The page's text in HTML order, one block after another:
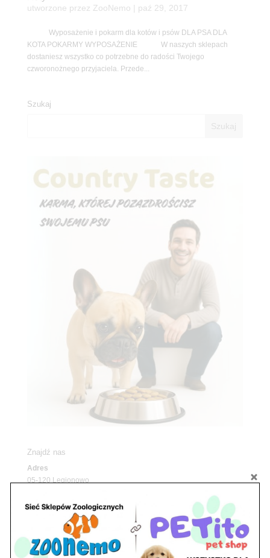
utworzone przez ZooNemo paź 29, 2017
Wyposażenie i pokarm dla kotów i psów DLA PSA DLA
KOTA POKARMY WYPOSAŻENIE W naszych sklepach
dostaniesz wszystko co potrzebne do radości Twojego
czworonożnego przyjaciela. Przede...
Szukaj
Znajdź nas
Adres
05-120 Legionowo
pawilon 134
tel./fax. 22 784 71 96
Godziny pracy
pon. – piąt. 10.00 – 19.00